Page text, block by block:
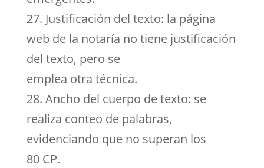
27. Justificación del texto: la página
web de la notaría no tiene justificación
del texto, pero se
emplea otra técnica.
28. Ancho del cuerpo de texto: se
realiza conteo de palabras,
evidenciando que no superan los
80 CP.